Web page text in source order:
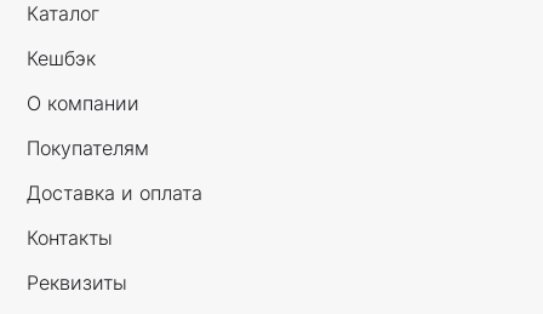
Каталог
Кешбэк
О компании
Покупателям
Доставка и оплата
Контакты
Реквизиты